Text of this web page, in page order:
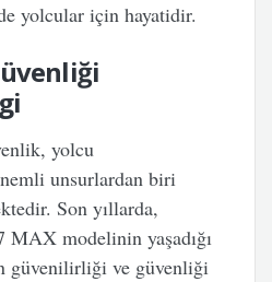
yolcular için hayatidir.
yolcu
unsurlardan biri
Son yıllarda,
modelinin yaşadığı
güvenilirliği ve güvenliği